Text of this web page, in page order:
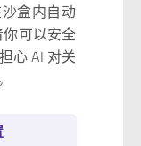
盒内自动
可以安全
心 AI 对关